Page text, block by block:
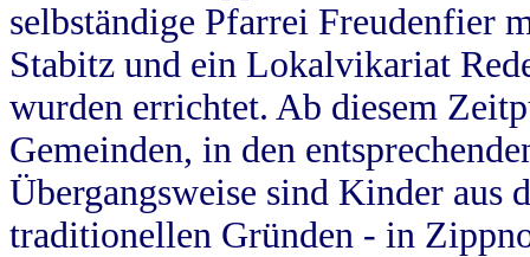
selbständige Pfarrei Freudenfier
Stabitz und ein Lokalvikariat
wurden errichtet. Ab diesem
Gemeinden, in den
Übergangsweise sind Kinder aus
traditionellen Gründen - in